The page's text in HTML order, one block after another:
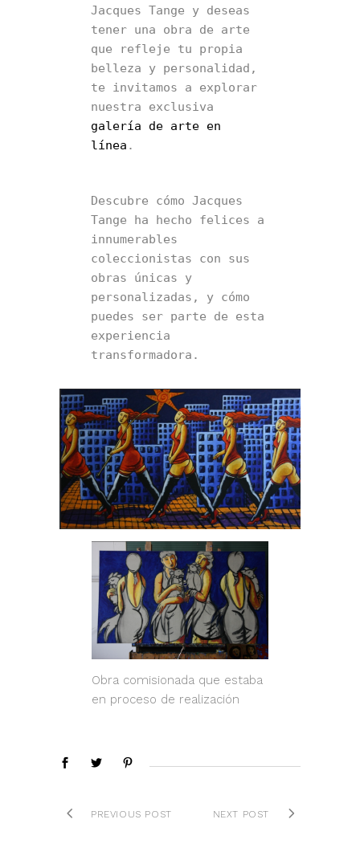
Jacques Tange y deseas
tener una obra de arte
que refleje tu propia
belleza y personalidad,
te invitamos a explorar
galería de arte en
línea .
Descubre cómo Jacques
Tange ha hecho felices a
innumerables
coleccionistas con sus
obras únicas y
personalizadas, y cómo
puedes ser parte de esta
experiencia
transformadora.
Obra comisionada que estaba
en proceso de realización
PREVIOUS POST NEXT POST